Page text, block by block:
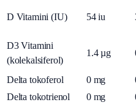
D Vitamini (IU) 54 iu
D3 Vitamini
(kolekalsiferol)
1.4 µg
Delta tokoferol 0 mg
Delta tokotrienol
0 mg